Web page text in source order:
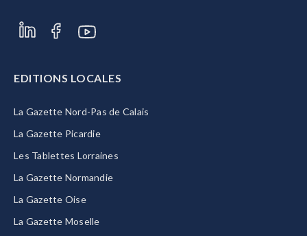
EDITIONS LOCALES
La Gazette Nord-Pas de Calais
La Gazette Picardie
Les Tablettes Lorraines
La Gazette Normandie
La Gazette Oise
La Gazette Moselle